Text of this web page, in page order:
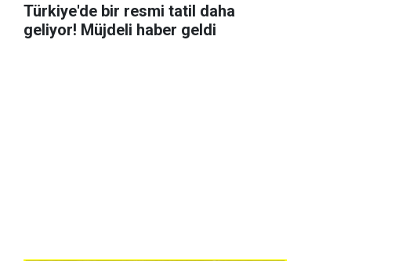
Türkiye'de bir resmi tatil daha
geliyor! Müjdeli haber geldi